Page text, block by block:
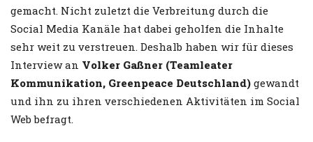
gemacht. Nicht zuletzt die Verbreitung durch die
Social Media Kanäle hat dabei geholfen die Inhalte
sehr weit zu verstreuen. Deshalb haben wir für dieses
Interview an Volker Gaßner (Teamleater
Kommunikation, Greenpeace Deutschland) gewandt
und ihn zu ihren verschiedenen Aktivitäten im Social
Web befragt.